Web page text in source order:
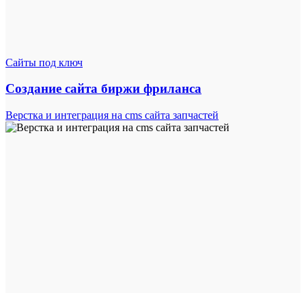
Сайты под ключ
Создание сайта биржи фриланса
Верстка и интеграция на cms сайта запчастей